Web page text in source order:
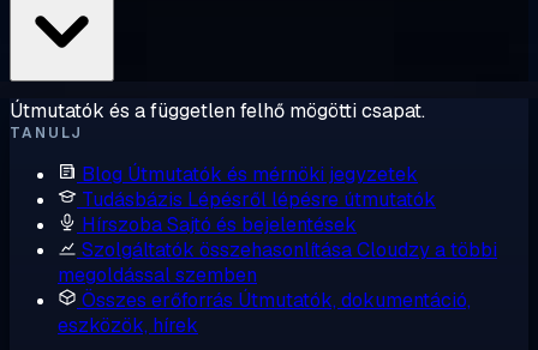
Útmutatók és a független felhő mögötti csapat.
TANULJ
Blog Útmutatók és mérnöki jegyzetek
Tudásbázis Lépésről lépésre útmutatók
HírszobaSajtó és bejelentések
Szolgáltatók összehasonlításaCloudzy a többi
megoldással szemben
Összes erőforrás Útmutatók, dokumentáció,
eszközök, hírek